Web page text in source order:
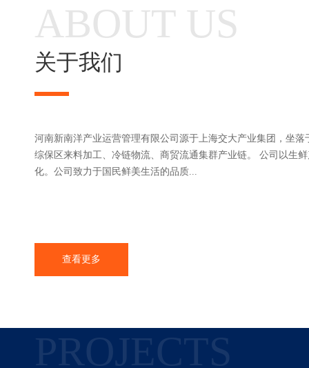
ABOUT US
关于我们
河南新南洋产业运营管理有限公司源于上海交大产业集团，坐
综保区来料加工、冷链物流、商贸流通集群产业链。 公司以生
化。公司致力于国民鲜美生活的品质...
查看更多